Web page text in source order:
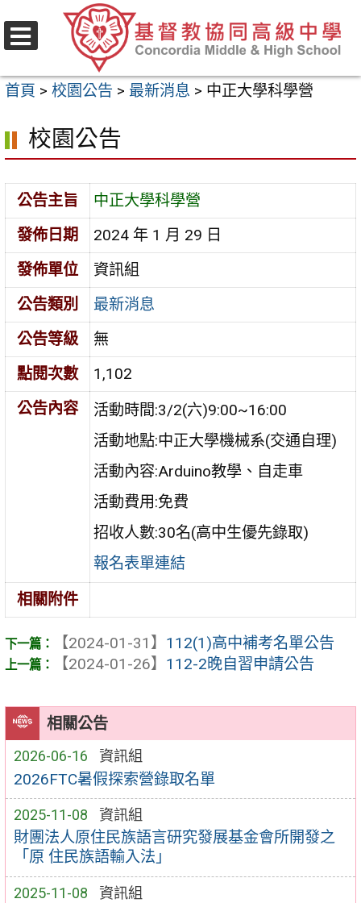
至
要
容
首頁 > 校園公告 > 最新消息 > 中正大學科學營
相關公告
2026-06-16 資訊組
2026FTC暑假探索營錄取名單
2025-11-08 資訊組
財團法人原住民族語言研究發展基金會所開發之
「原 住民族語輸入法」
2025-11-08 資訊組
校園公告
公告主旨
中正大學科學營
發佈日期
2024 年 1 月 29 日
發佈單位
資訊組
公告類別
最新消息
公告等級
無
點閱次數
1,102
公告內容
活動時間:3/2(六)9:00~16:00
活動地點:中正大學機械系(交通自理)
活動內容:Arduino教學、自走車
活動費用:免費
招收人數:30名(高中生優先錄取)
報名表單連結
相關附件
【2024-01-31】 112(1)高中補考名單公告
【2024-01-26】 112-2晚自習申請公告
選
單